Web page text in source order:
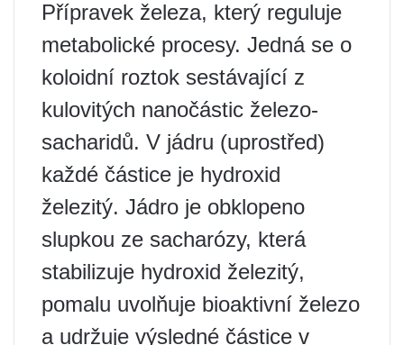
Přípravek železa, který reguluje
metabolické procesy. Jedná se o
koloidní roztok sestávající z
kulovitých nanočástic železo-
sacharidů. V jádru (uprostřed)
každé částice je hydroxid
železitý. Jádro je obklopeno
slupkou ze sacharózy, která
stabilizuje hydroxid železitý,
pomalu uvolňuje bioaktivní železo
a udržuje výsledné částice v